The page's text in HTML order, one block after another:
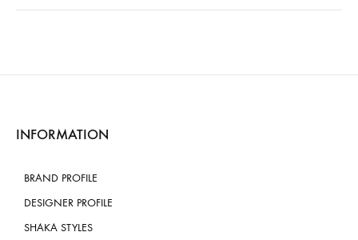
แวดล้อม แต่อาจจะไม่ใช่ปัญหาใหญ่ของ Shaka แบรนด์แฟชันไทย
INFORMATION
BRAND PROFILE
DESIGNER PROFILE
SHAKA STYLES